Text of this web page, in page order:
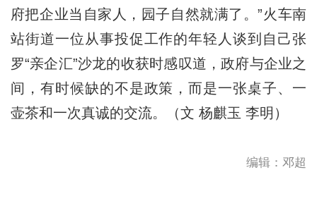
府把企业当自家人，园子自然就满了。”火车南
站街道一位从事投促工作的年轻人谈到自己张
罗“亲企汇”沙龙的收获时感叹道，政府与企业之
间，有时候缺的不是政策，而是一张桌子、一
壶茶和一次真诚的交流。（文 杨麒玉 李明）
编辑：邓超